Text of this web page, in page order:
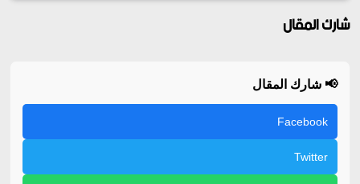
شارك المقال
📢 شارك المقال
Facebook
Twitter